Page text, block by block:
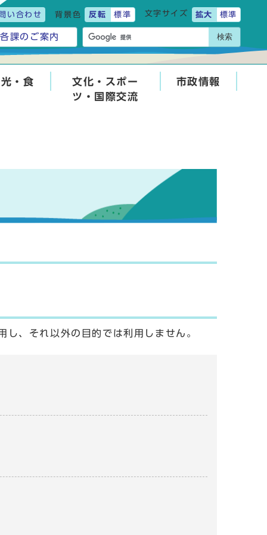
い合わせ 背景色 反転 標準 文字サイズ 拡大 標準
各課のご案内 検索
・食
文化・スポー
ツ・国際交流
市政情報
、それ以外の目的では利用しません。